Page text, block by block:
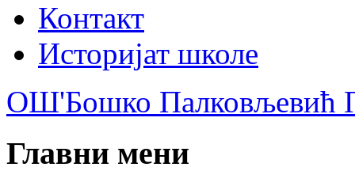
Контакт
Историјат школе
ОШ'Бошко Палковљевић
Главни мени